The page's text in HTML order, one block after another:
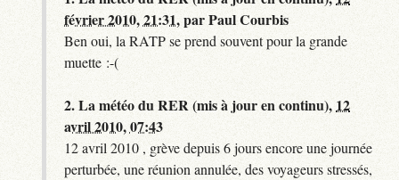
février 2010, 21:31,parPaul Courbis
Ben oui, la RATP se prend souvent pour la grande
muette :-(
2.La météo du RER (mis à jour en continu), 12
avril 2010, 07:43
12 avril 2010 , grève depuis 6 jours encore une journée
perturbée, une réunion annulée, des voyageurs stressés,